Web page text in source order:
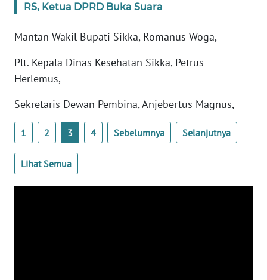
RS, Ketua DPRD Buka Suara
Mantan Wakil Bupati Sikka, Romanus Woga,
Plt. Kepala Dinas Kesehatan Sikka, Petrus
Herlemus,
Sekretaris Dewan Pembina, Anjebertus Magnus,
1 2 3 4 Sebelumnya Selanjutnya
Lihat Semua
PAPUA
WN
WN
SERAMBI
WN